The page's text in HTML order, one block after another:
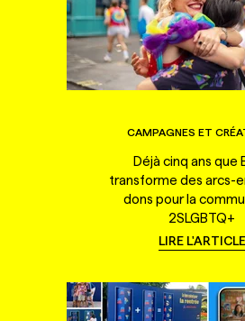
CAMPAGNES ET
Déjà cinq ans que
transforme des arcs-
dons pour la
2SLGBTQ+
LIRE L'ARTICLE